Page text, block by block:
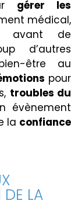
gérer les
médical,
avant de
d’autres
être au
pour
troubles du
évènement
la confiance
DE LA